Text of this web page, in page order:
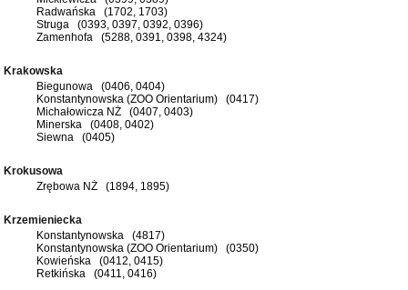
Radwańska (1702, 1703)
Struga (0393, 0397, 0392, 0396)
Zamenhofa (5288, 0391, 0398, 4324)
Krakowska
Biegunowa (0406, 0404)
Konstantynowska (ZOO Orientarium) (0417)
Michałowicza NŻ (0407, 0403)
Minerska (0408, 0402)
Siewna (0405)
Krokusowa
Zrębowa NŻ (1894, 1895)
Krzemieniecka
Konstantynowska (4817)
Konstantynowska (ZOO Orientarium) (0350)
Kowieńska (0412, 0415)
Retkińska (0411, 0416)